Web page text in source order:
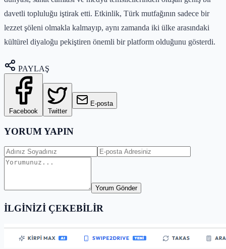
davetli topluluğu iştirak etti. Etkinlik, Türk mutfağının sadece bir
lezzet şöleni olmakla kalmayıp, aynı zamanda iki ülke arasındaki
kültürel diyaloğu pekiştiren önemli bir platform olduğunu gösterdi.
PAYLAŞ
Facebook Twitter
E-posta
YORUM YAPIN
Yorum Gönder
İLGİNİZİ ÇEKEBİLİR